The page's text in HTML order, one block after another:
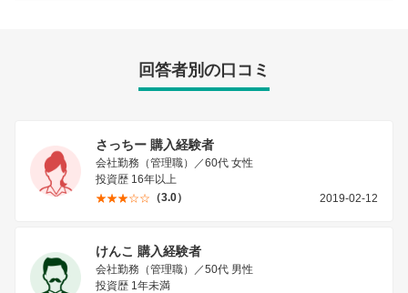
回答者別の口コミ
さっちー 購入経験者
会社勤務（管理職）／60代 女性
投資歴 16年以上
（3.0）
2019-02-12
けんこ 購入経験者
会社勤務（管理職）／50代 男性
投資歴 1年未満